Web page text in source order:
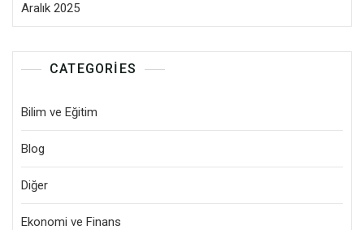
Aralık 2025
CATEGORIES
Bilim ve Eğitim
Blog
Diğer
Ekonomi ve Finans